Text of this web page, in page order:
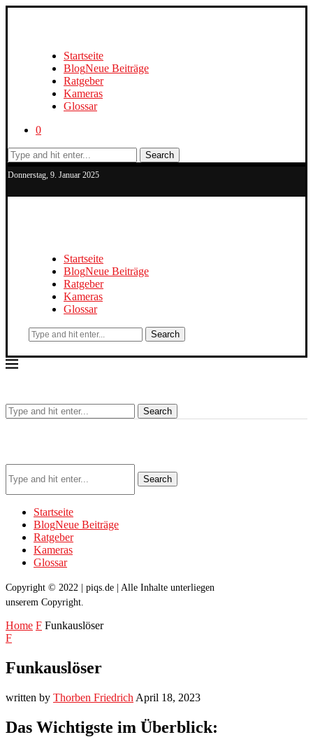
Startseite
BlogNeue Beiträge
Ratgeber
Kameras
Glossar
0
Search
Donnerstag, 9. Januar 2025
Startseite
BlogNeue Beiträge
Ratgeber
Kameras
Glossar
Search
Search
Search
Startseite
BlogNeue Beiträge
Ratgeber
Kameras
Glossar
Copyright © 2022 | piqs.de | Alle Inhalte unterliegen
unserem Copyright.
Home F Funkauslöser
F
Funkauslöser
written by Thorben Friedrich April 18, 2023
Das Wichtigste im Überblick: